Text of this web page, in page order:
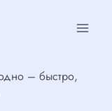
– быстро,